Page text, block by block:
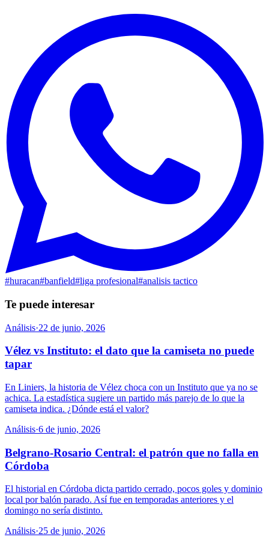
#huracan#banfield#liga profesional#analisis tactico
Te puede interesar
Análisis·22 de junio, 2026
Vélez vs Instituto: el dato que la camiseta no puede
tapar
En Liniers, la historia de Vélez choca con un Instituto que ya no se
achica. La estadística sugiere un partido más parejo de lo que la
camiseta indica. ¿Dónde está el valor?
Análisis·6 de junio, 2026
Belgrano-Rosario Central: el patrón que no falla en
Córdoba
El historial en Córdoba dicta partido cerrado, pocos goles y dominio
local por balón parado. Así fue en temporadas anteriores y el
domingo no sería distinto.
Análisis·25 de junio, 2026